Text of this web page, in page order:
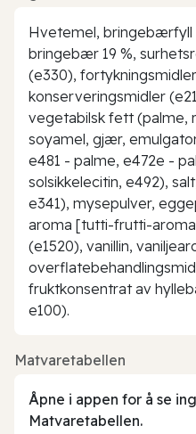
Hvetemel, bringebærfyll
bringebær 19 %,
(e330),
konserveringsmidler
vegetabilsk fett (palme,
soyamel, gjær,
e481 - palme, e472e -
solsikkelecitin, e492),
e341), mysepulver,
aroma [tutti-frutti-
(e1520), vanillin,
fruktkonsentrat av
e100).
Matvaretabellen
Åpne i appen for å se
Matvaretabellen.